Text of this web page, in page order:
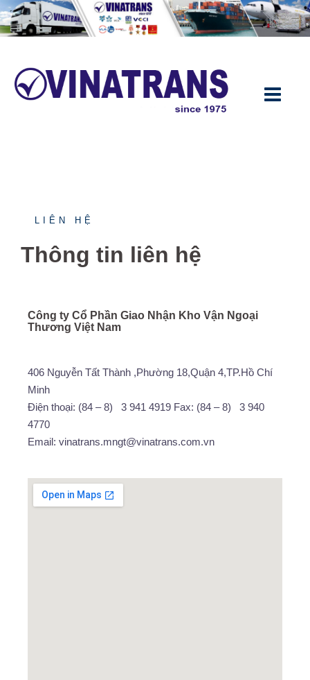
LIÊN HỆ
Thông tin liên hệ
Công ty Cổ Phần Giao Nhận Kho Vận Ngoại
Thương Việt Nam
406 Nguyễn Tất Thành ,Phường 18,Quận 4,TP.Hồ Chí
Minh
Điện thoại: (84 – 8) 3 941 4919 Fax: (84 – 8) 3 940
4770
Email: vinatrans.mngt@vinatrans.com.vn